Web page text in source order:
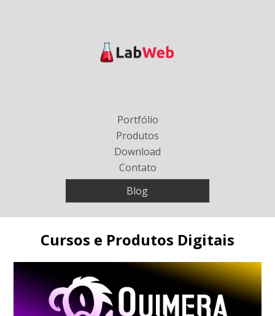
Portfólio
Produtos
Download
Contato
Blog
Cursos e Produtos Digitais